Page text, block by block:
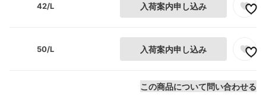
42/L 入荷案内申し込み
50/L 入荷案内申し込み
この商品について問い合わせる